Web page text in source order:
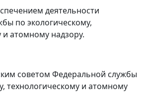
деятельности
по экологическому,
и атомному надзору.
советом Федеральной службы
технологическому и атомному